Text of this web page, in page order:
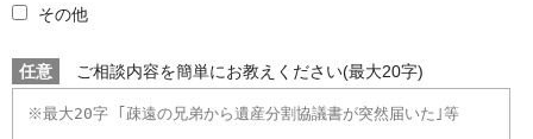
その他
任意 ご相談内容を簡単にお教えください(最大20字)